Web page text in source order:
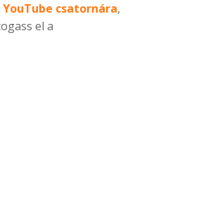
csatornára,
el a